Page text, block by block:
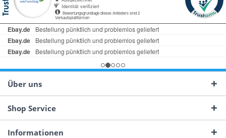
Über uns
Shop Service
Informationen